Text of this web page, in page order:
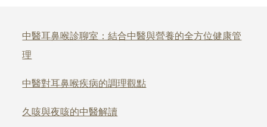
中醫耳鼻喉診聊室：結合中醫與營養的全方位健康管
理
中醫對耳鼻喉疾病的調理觀點
久咳與夜咳的中醫解讀